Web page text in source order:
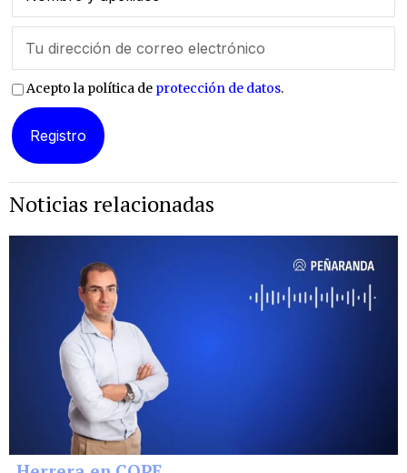
Acepto la política de protección de datos.
Noticias relacionadas